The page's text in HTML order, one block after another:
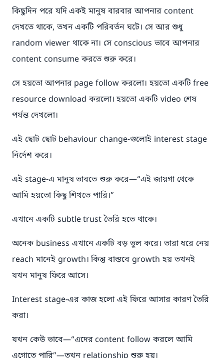
কিছুদিন পরে যদি একই মানুষ বারবার আপনার content
দেখতে থাকে, তখন একটি পরিবর্তন ঘটে। সে আর শুধু
random viewer থাকে না। সে conscious ভাবে আপনার
content consume করতে শুরু করে।
সে হয়তো আপনার page follow করলো। হয়তো একটি free
resource download করলো। হয়তো একটি video শেষ
পর্যন্ত দেখলো।
এই ছোট ছোট behaviour change-গুলোই interest stage
নির্দেশ করে।
এই stage-এ মানুষ ভাবতে শুরু করে—“এই জায়গা থেকে
আমি হয়তো কিছু শিখতে পারি।”
এখানে একটি subtle trust তৈরি হতে থাকে।
অনেক business এখানে একটি বড় ভুল করে। তারা ধরে নেয়
reach মানেই growth। কিন্তু বাস্তবে growth হয় তখনই
যখন মানুষ ফিরে আসে।
Interest stage-এর কাজ হলো এই ফিরে আসার কারণ তৈরি
করা।
যখন কেউ ভাবে—“এদের content follow করলে আমি